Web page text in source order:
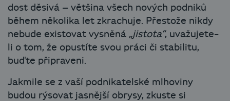
dost děsivá – většina všech nových podniků
během několika let zkrachuje. Přestože nikdy
nebude existovat vysněná „jistota“, uvažujete-
li o tom, že opustíte svou práci či stabilitu,
buďte připraveni.
Jakmile se z vaší podnikatelské mlhoviny
budou rýsovat jasnější obrysy, zkuste si